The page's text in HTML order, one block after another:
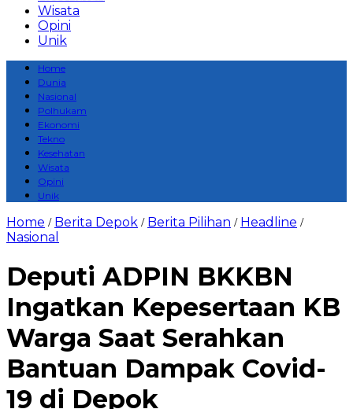
Wisata
Opini
Unik
Home
Dunia
Nasional
Polhukam
Ekonomi
Tekno
Kesehatan
Wisata
Opini
Unik
Home / Berita Depok / Berita Pilihan / Headline /
Nasional
Deputi ADPIN BKKBN
Ingatkan Kepesertaan KB
Warga Saat Serahkan
Bantuan Dampak Covid-
19 di Depok